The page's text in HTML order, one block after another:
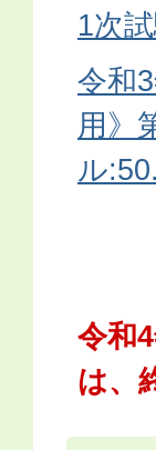
1次
令和
用》
ル
令和
は、